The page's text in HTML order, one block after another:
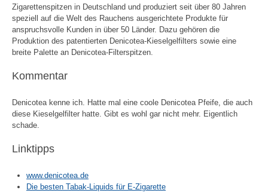
Zigarettenspitzen in Deutschland und produziert seit über 80 Jahren
speziell auf die Welt des Rauchens ausgerichtete Produkte für
anspruchsvolle Kunden in über 50 Länder. Dazu gehören die
Produktion des patentierten Denicotea-Kieselgelfilters sowie eine
breite Palette an Denicotea-Filterspitzen.
Kommentar
Denicotea kenne ich. Hatte mal eine coole Denicotea Pfeife, die auch
diese Kieselgelfilter hatte. Gibt es wohl gar nicht mehr. Eigentlich
schade.
Linktipps
www.denicotea.de
Die besten Tabak-Liquids für E-Zigarette